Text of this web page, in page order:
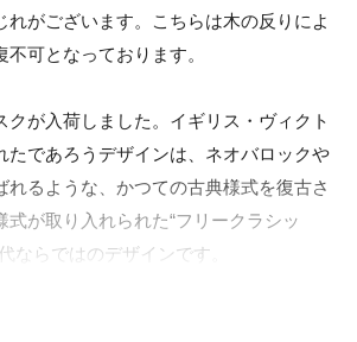
がございます。こちらは木の反りによ
可となっております。
クが入荷しました。イギリス・ヴィクト
たであろうデザインは、ネオバロックや
れるような、かつての古典様式を復古さ
式が取り入れられた“フリークラシッ
ならではのデザインです。
ーに全体的にびっしりと彫り込まれた繊